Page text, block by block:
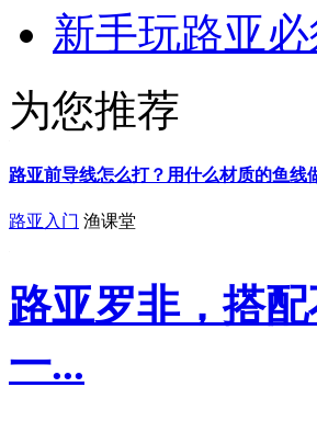
新手玩路亚
为您推荐
路亚前导线怎么打？用什么材质的鱼线
路亚入门 渔课堂
路亚罗非，搭
一...